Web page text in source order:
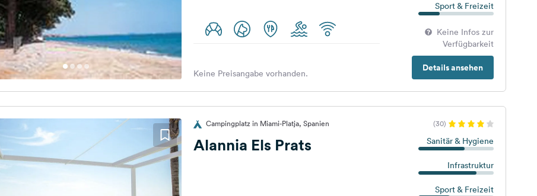
Sport & Freizeit
Keine Infos zur
Verfügbarkeit
Details ansehen
Keine Preisangabe vorhanden.
Campingplatz in Miami-Platja, Spanien (30)
Alannia Els Prats Sanitär & Hygiene
Infrastruktur
Sport & Freizeit